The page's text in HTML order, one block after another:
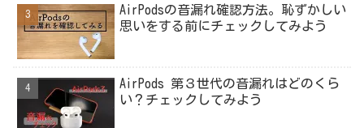
AirPodsの音漏れ確認方法。恥ずかしい
思いをする前にチェックしてみよう
AirPods 第３世代の音漏れはどのくら
い？チェックしてみよう